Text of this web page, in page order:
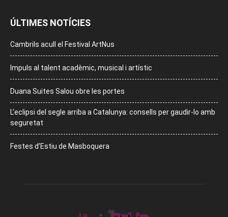
ÚLTIMES NOTÍCIES
Cambrils acull el Festival ArtNus
Impuls al talent acadèmic, musical i artístic
Duana Suites Salou obre les portes
L’eclipsi del segle arriba a Catalunya: consells per gaudir-lo amb
seguretat
Festes d’Estiu de Masboquera